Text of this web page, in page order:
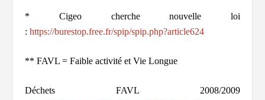
* Cigeo cherche nouvelle loi
:https://burestop.free.fr/spip/spip.php?article624
** FAVL = Faible activité et Vie Longue
Déchets FAVL 2008/2009